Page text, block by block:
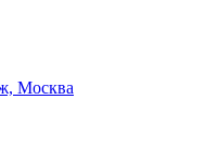
Москва